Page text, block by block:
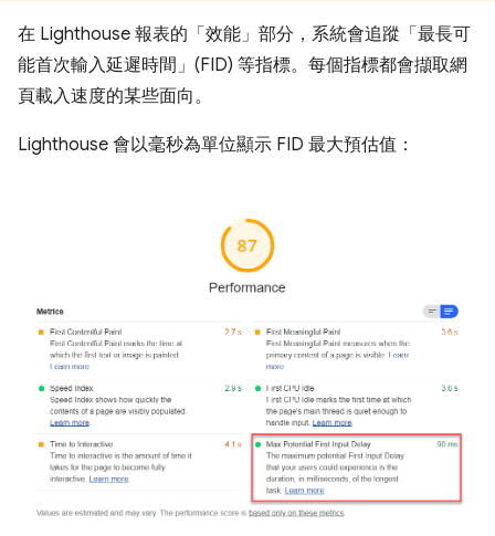
在 Lighthouse 報表的「效能」 部分，系統會追蹤「最長可
能首次輸入延遲時間」(FID) 等指標。每個指標都會擷取網
頁載入速度的某些面向。
Lighthouse 會以毫秒為單位顯示 FID 最大預估值：